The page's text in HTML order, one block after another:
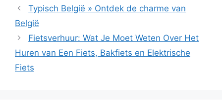
Typisch België » Ontdek de charme van
België
Fietsverhuur: Wat Je Moet Weten Over Het
Huren van Een Fiets, Bakfiets en Elektrische
Fiets